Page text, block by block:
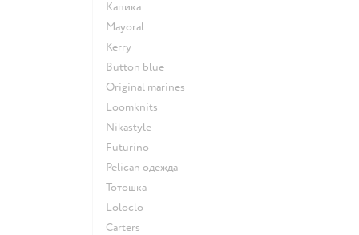
Капика
Mayoral
Kerry
Button blue
Original marines
Loomknits
Nikastyle
Futurino
Pelican одежда
Тотошка
Loloclo
Сarters